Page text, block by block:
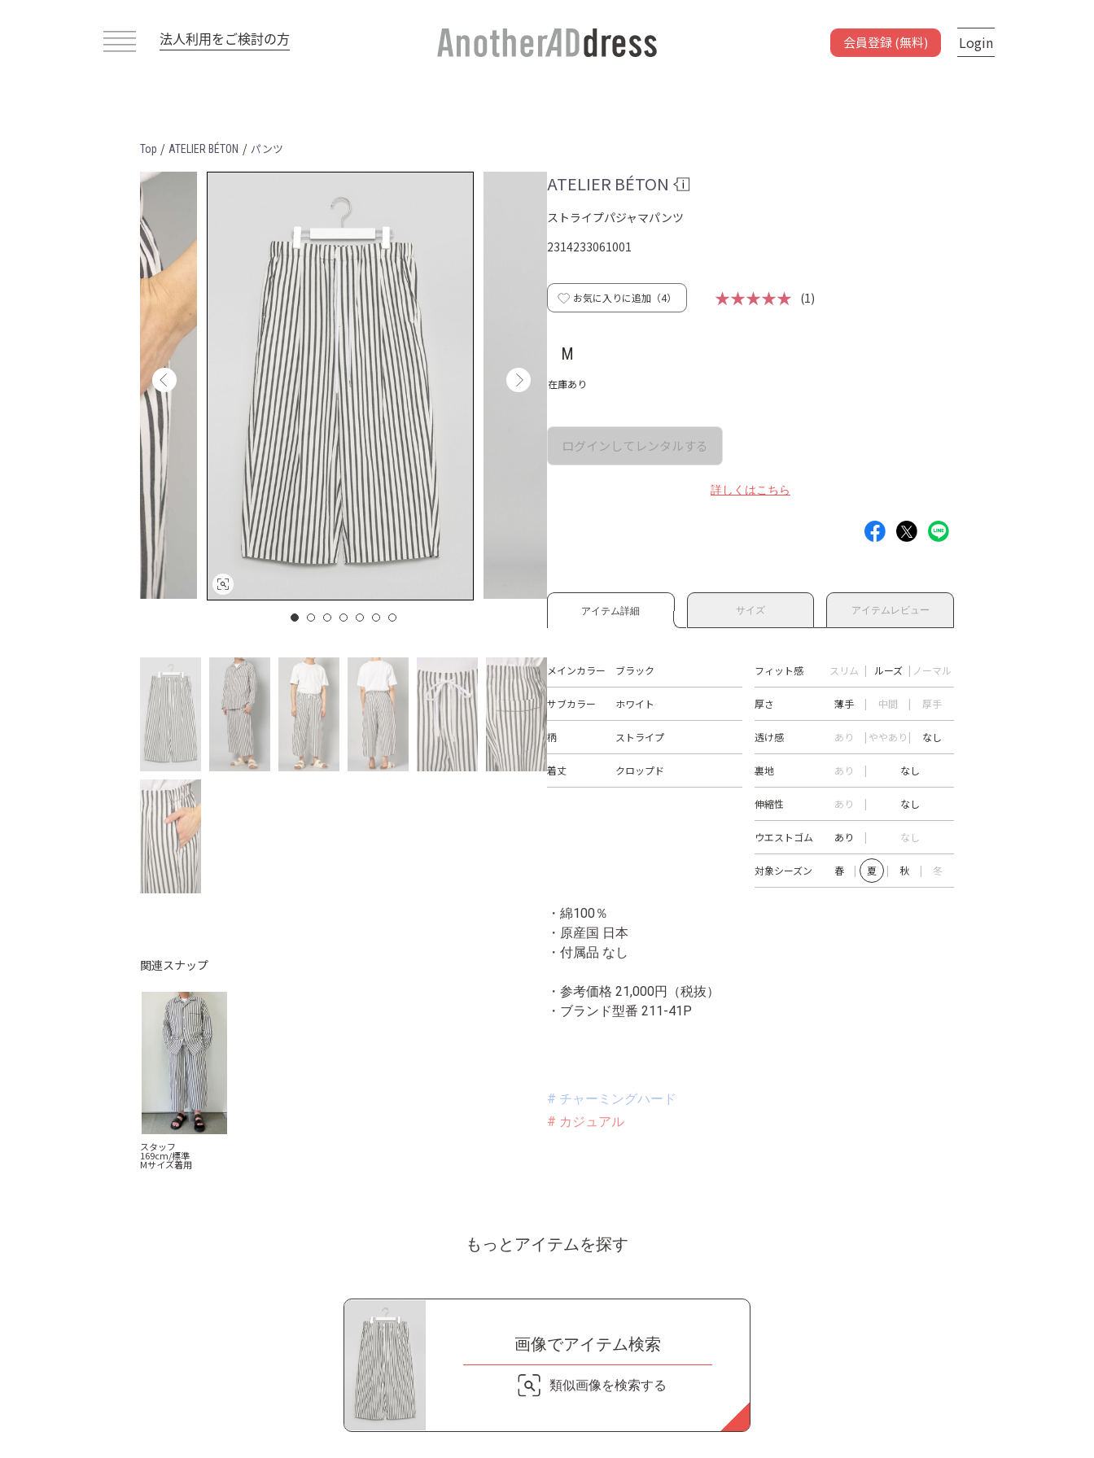
法人利用をご検討の方 会員登録 (無料) Login
Top / ATELIER BÉTON / パンツ
関連スナップ
スタッフ
169cm/標準
Mサイズ着用
ATELIER BÉTON
ストライプパジャマパンツ
2314233061001
お気に入りに追加（4） ★★★★★ (1)
M
在庫あり
ログインしてレンタルする
詳しくはこちら
アイテム詳細 サイズ アイテムレビュー
メインカラー ブラック
サブカラー ホワイト
柄 ストライプ
着丈 クロップド
フィット感 スリム ルーズ ノーマル
厚さ 薄手 中間 厚手
透け感 あり ややあり なし
裏地 あり なし
伸縮性 あり なし
ウエストゴム あり なし
対象シーズン 春 夏 秋 冬
・綿100％
・原産国 日本
・付属品 なし
・参考価格 21,000円（税抜）
・ブランド型番 211-41P
# チャーミングハード
# カジュアル
もっとアイテムを探す
画像でアイテム検索
類似画像を検索する